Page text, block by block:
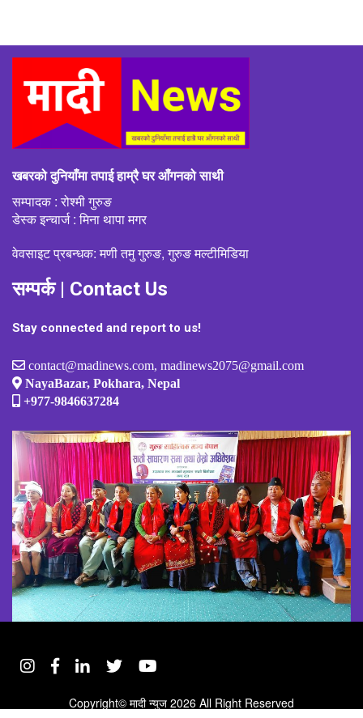
खबरको दुनियाँमा तपाई हाम्रै घर आँगनको साथी
सम्पादक : रोश्मी गुरुङ
डेस्क इन्चार्ज : मिना थापा मगर
वेवसाइट प्रबन्धक: मणी तमु गुरुङ, गुरुङ मल्टीमिडिया
सम्पर्क | Contact Us
Stay connected and report to us!
contact@madinews.com, madinews2075@gmail.com
NayaBazar, Pokhara, Nepal
+977-9846637284
Copyright© मादी न्युज 2026 All Right Reserved